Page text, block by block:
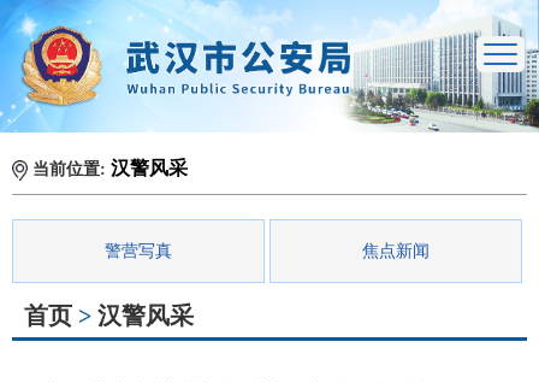
当前位置: 汉警风采
警营写真 焦点新闻
首页 > 汉警风采